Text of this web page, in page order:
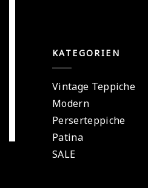
KATEGORIEN
Vintage Teppiche
Modern
Perserteppiche
Patina
SALE